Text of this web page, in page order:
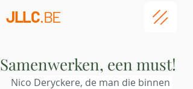
JLLC.BE
Samenwerken, een must!
Nico Deryckere, de man die binnen